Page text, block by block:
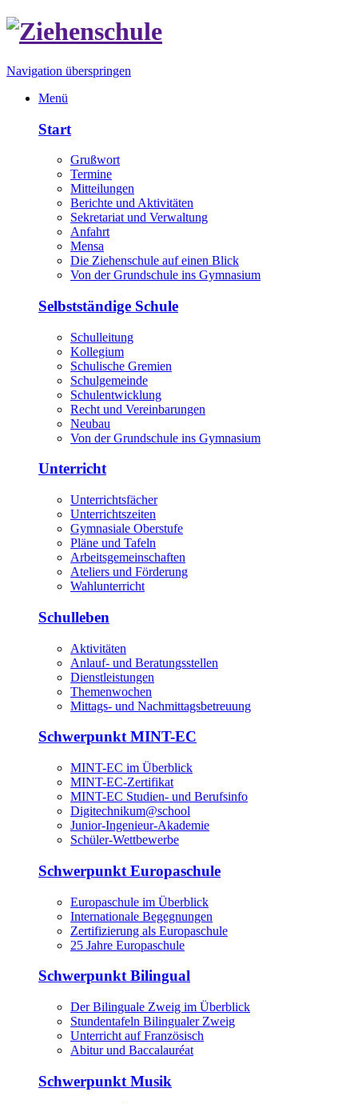
Navigation überspringen
Menü
Start
Grußwort
Termine
Mitteilungen
Berichte und Aktivitäten
Sekretariat und Verwaltung
Anfahrt
Mensa
Die Ziehenschule auf einen Blick
Von der Grundschule ins Gymnasium
Selbstständige Schule
Schulleitung
Kollegium
Schulische Gremien
Schulgemeinde
Schulentwicklung
Recht und Vereinbarungen
Neubau
Von der Grundschule ins Gymnasium
Unterricht
Unterrichtsfächer
Unterrichtszeiten
Gymnasiale Oberstufe
Pläne und Tafeln
Arbeitsgemeinschaften
Ateliers und Förderung
Wahlunterricht
Schulleben
Aktivitäten
Anlauf- und Beratungsstellen
Dienstleistungen
Themenwochen
Mittags- und Nachmittagsbetreuung
Schwerpunkt MINT-EC
MINT-EC im Überblick
MINT-EC-Zertifikat
MINT-EC Studien- und Berufsinfo
Digitechnikum­@school
Junior-Ingenieur-Akademie
Schüler-Wettbewerbe
Schwerpunkt Europaschule
Europaschule im Überblick
Internationale Begegnungen
Zertifizierung als Europaschule
25 Jahre Europaschule
Schwerpunkt Bilingual
Der Bilinguale Zweig im Überblick
Stundentafeln Bilingualer Zweig
Unterricht auf Französisch
Abitur und Baccalauréat
Schwerpunkt Musik